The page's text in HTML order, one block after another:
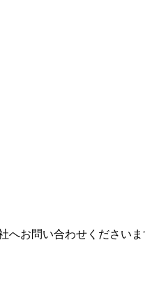
お問い合わせくださいま